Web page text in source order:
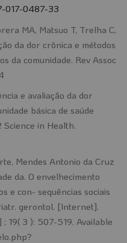
017-0487-33
MA, Matsuo T, Trelha C,
da dor crônica e métodos
da comunidade. Rev Assoc
e avaliação da dor
básica de saúde
Science in Health.
Mendes Antonio da Cruz
da. O envelhecimento
e con- sequências sociais
gerontol. [Internet].
19( 3 ): 507-519. Available